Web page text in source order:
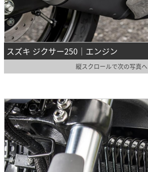
スズキ ジクサー250｜エンジン
縦スクロールで次の写真へ